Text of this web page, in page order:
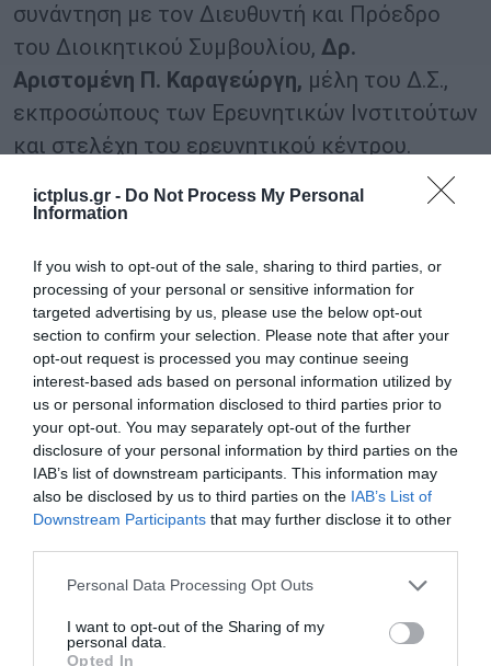
ictplus.gr - Do Not Process My Personal
Information
If you wish to opt-out of the sale, sharing to third parties, or
processing of your personal or sensitive information for
targeted advertising by us, please use the below opt-out
section to confirm your selection. Please note that after your
opt-out request is processed you may continue seeing
interest-based ads based on personal information utilized by
us or personal information disclosed to third parties prior to
your opt-out. You may separately opt-out of the further
disclosure of your personal information by third parties on the
IAB’s list of downstream participants. This information may
also be disclosed by us to third parties on the IAB’s List of
Downstream Participants that may further disclose it to other
Please note that this website/app uses one or more Google
not limited to your visit or usage behaviour. You may click to
grant or deny consent to Google and its third-party tags to
Personal Data Processing Opt Outs
I want to opt-out of the Sharing of my
personal data.
Opted In
συνάντηση με τον Διευθυντή και Πρόεδρο
του Διοικητικού Συμβουλίου, Δρ.
Αριστομένη Π. Καραγεώργη, μέλη του Δ.Σ.,
εκπροσώπους των Ερευνητικών Ινστιτούτων
και στελέχη του ερευνητικού κέντρου.
δουλειά που γίνεται εκεί και συζητήσαμε και
πάρκινγκ και άλλες δράσεις. Ενημερωθήκαμε
για τον στόχο της διοίκησης να γίνει εκεί ένα
“πράσινο” ενυδρείο”,ανέφερε ο Υφυπουργός.
Στην ενημέρωση παρευρέθηκαν οι
ΒουλευτέςΛευτέρης Αυγενάκης,
Κωνσταντίνος Κεφαλογιάννης, Μάξιμος
Σενετάκης.
Ακολούθως οκ. Καλαφάτηςείχε
του ΙΤΕΚαθηγητή Παναγιώτη Τσακαλίδη
τους Διευθυντές των Ερευνητικών